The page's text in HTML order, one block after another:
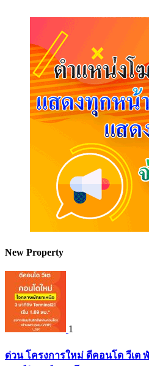
New Property
1
ด่วน โครงการใหม่ ดีคอนโด วีเต